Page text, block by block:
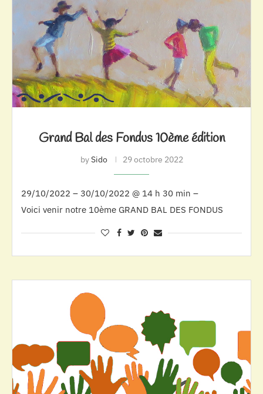
Grand Bal des Fondus 10ème édition
bySido 29 octobre 2022
29/10/2022 – 30/10/2022 @ 14 h 30 min –
Voici venir notre 10ème GRAND BAL DES FONDUS